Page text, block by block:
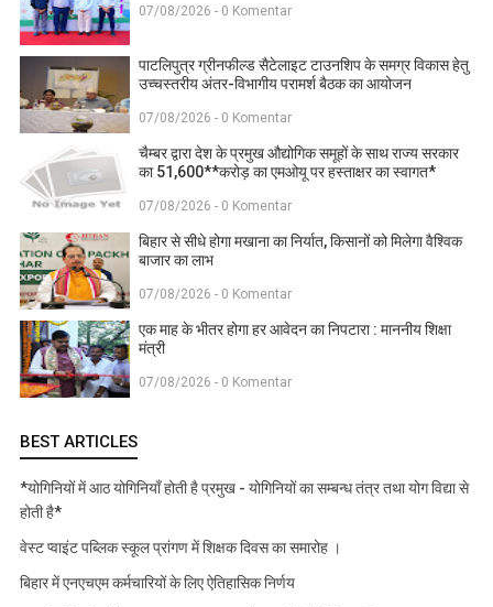
07/08/2026 - 0 Komentar
पाटलिपुत्र ग्रीनफील्ड सैटेलाइट टाउनशिप के समग्र विकास हेतु
उच्चस्तरीय अंतर-विभागीय परामर्श बैठक का आयोजन
07/08/2026 - 0 Komentar
चैम्बर द्वारा देश के प्रमुख औद्योगिक समूहों के साथ राज्य सरकार
का 51,600**करोड़ का एमओयू पर हस्ताक्षर का स्वागत*
07/08/2026 - 0 Komentar
बिहार से सीधे होगा मखाना का निर्यात, किसानों को मिलेगा वैश्विक
बाजार का लाभ
07/08/2026 - 0 Komentar
एक माह के भीतर होगा हर आवेदन का निपटारा : माननीय शिक्षा
मंत्री
07/08/2026 - 0 Komentar
BEST ARTICLES
*योगिनियों में आठ योगिनियाँ होती है प्रमुख - योगिनियों का सम्बन्ध तंत्र तथा योग विद्या से
होती है*
वेस्ट प्वाइंट पब्लिक स्कूल प्रांगण में शिक्षक दिवस का समारोह ।
बिहार में एनएचएम कर्मचारियों के लिए ऐतिहासिक निर्णय